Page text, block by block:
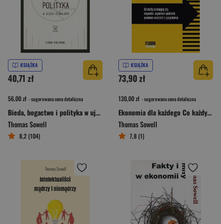
KSIĄŻKA
40,71 zł
56,00 zł - sugerowana cena detaliczna
Bieda, bogactwo i polityka w ujęciu globalnym
Thomas Sowell
8,2 (104)
KSIĄŻKA
73,90 zł
130,00 zł - sugerowana cena detaliczna
Ekonomia dla każdego Co każdy szanujący się obywatel, wyborca i podatnik powinien wiedzieć o gospodarce
Thomas Sowell
7,8 (1)